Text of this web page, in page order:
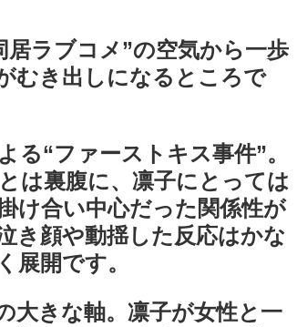
ラブコメ”の空気から一歩
むき出しになるところで
る“ファーストキス事件”。
は裏腹に、凛子にとっては
け合い中心だった関係性が
き顔や動揺した反応はかな
展開です。
大きな軸。凛子が女性と一